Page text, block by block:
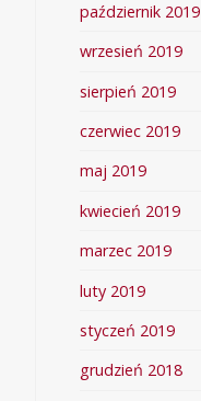
październik 2019
wrzesień 2019
sierpień 2019
czerwiec 2019
maj 2019
kwiecień 2019
marzec 2019
luty 2019
styczeń 2019
grudzień 2018